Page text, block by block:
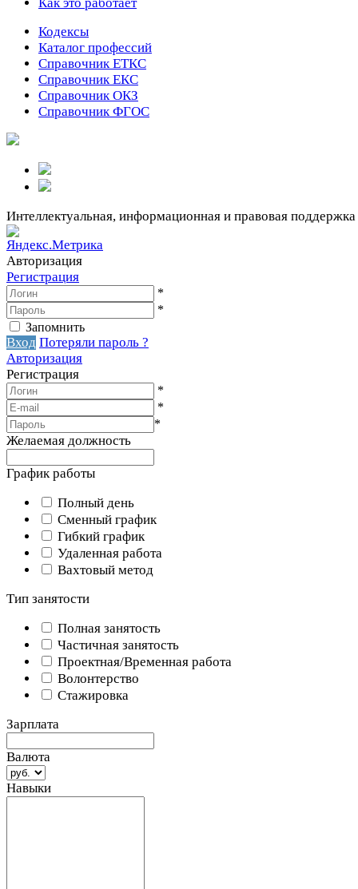
Кодексы
Каталог профессий
Справочник ЕТКС
Справочник ЕКС
Справочник ОКЗ
Справочник ФГОС
Интеллектуальная, информационная и правовая поддержка
Авторизация
Регистрация
*
*
Запомнить
Вход Потеряли пароль ?
Авторизация
Регистрация
*
*
*
Желаемая должность
График работы
Полный день
Сменный график
Гибкий график
Удаленная работа
Вахтовый метод
Тип занятости
Полная занятость
Частичная занятость
Проектная/Временная работа
Волонтерство
Стажировка
Зарплата
Валюта
Навыки